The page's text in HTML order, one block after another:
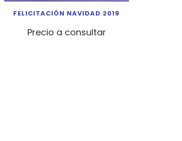
FELICITACIÓN NAVIDAD 2019
Precio a consultar